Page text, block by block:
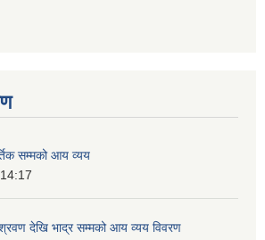
सम्मको आय व्यय
देखि भाद्र सम्मको आय व्यय विवरण